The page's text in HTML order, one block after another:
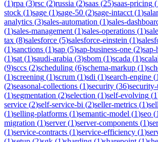
(1)rpa (3)rsc (2)russia (2)saas (25)saas-pricing (
stock (1)sage (1)sage-50 (2)sage-intacct (1)
analytics (3)sales-automation (1)sales-
(1)sales-management (1)sales-operations (1)
tax (8)salesforce (5)salesforce-einstein (1)
(1)sanctions (1)sap (5)sap-business-one (2)sap-
(1)sat (1)saudi-arabia (3)sbom (1)scada (1)
(9)sccs (2)scheduling (6)schema-markup (1)
(1)screening (1)scrum (1)sdi (1)search-engine (1
(2)seasonal-collections (1)security (36)
(1)segmentation (2)selection (1)self-evolving (1
service (2)self-service-bi (2)seller-metrics (1)
(1)selling-platforms (1)semantic-model (1)seo (
migration (1)server(1)server-components (1)
(1)service-contracts (1)service-efficiency (1)